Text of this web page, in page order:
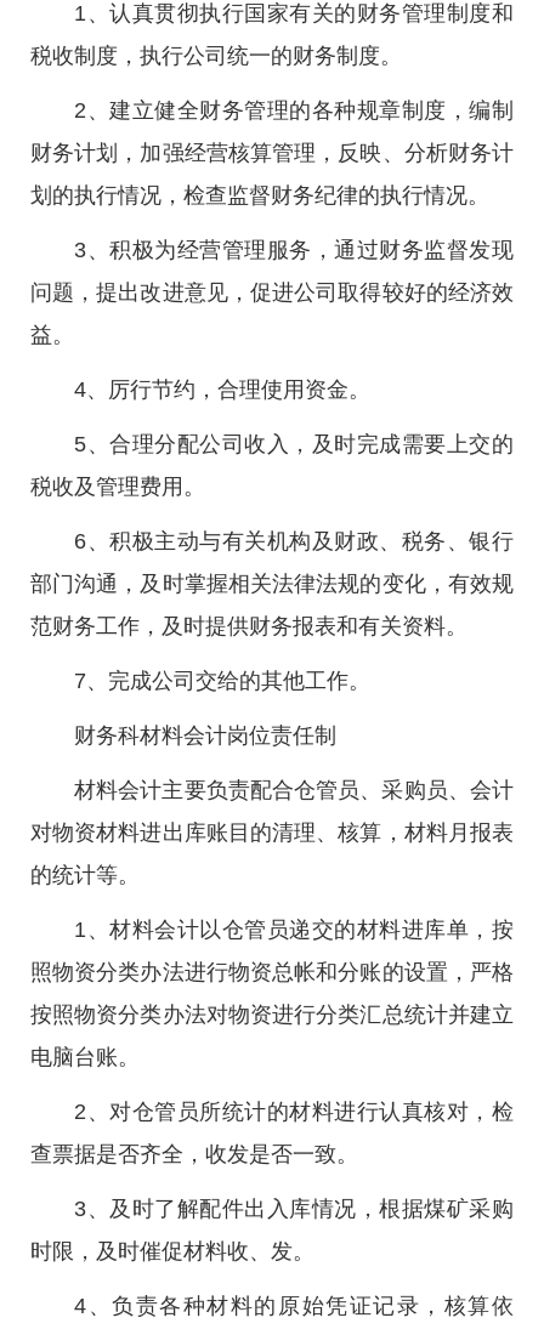
1、认真贯彻执行国家有关的财务管理制度和
税收制度，执行公司统一的财务制度。
2、建立健全财务管理的各种规章制度，编制
财务计划，加强经营核算管理，反映、分析财务计
划的执行情况，检查监督财务纪律的执行情况。
3、积极为经营管理服务，通过财务监督发现
问题，提出改进意见，促进公司取得较好的经济效
益。
4、厉行节约，合理使用资金。
5、合理分配公司收入，及时完成需要上交的
税收及管理费用。
6、积极主动与有关机构及财政、税务、银行
部门沟通，及时掌握相关法律法规的变化，有效规
范财务工作，及时提供财务报表和有关资料。
7、完成公司交给的其他工作。
财务科材料会计岗位责任制
材料会计主要负责配合仓管员、采购员、会计
对物资材料进出库账目的清理、核算，材料月报表
的统计等。
1、材料会计以仓管员递交的材料进库单，按
照物资分类办法进行物资总帐和分账的设置，严格
按照物资分类办法对物资进行分类汇总统计并建立
电脑台账。
2、对仓管员所统计的材料进行认真核对，检
查票据是否齐全，收发是否一致。
3、及时了解配件出入库情况，根据煤矿采购
时限，及时催促材料收、发。
4、负责各种材料的原始凭证记录，核算依